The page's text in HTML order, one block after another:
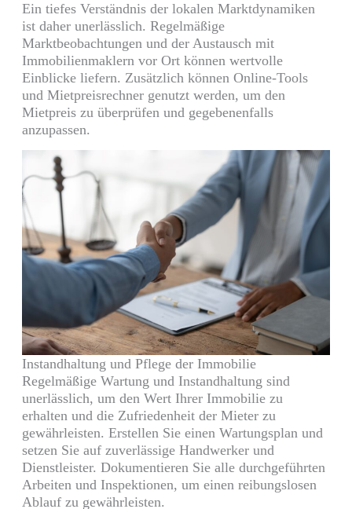
Ein tiefes Verständnis der lokalen Marktdynamiken
ist daher unerlässlich. Regelmäßige
Marktbeobachtungen und der Austausch mit
Immobilienmaklern vor Ort können wertvolle
Einblicke liefern. Zusätzlich können Online-Tools
und Mietpreisrechner genutzt werden, um den
Mietpreis zu überprüfen und gegebenenfalls
anzupassen.
Instandhaltung und Pflege der Immobilie
Regelmäßige Wartung und Instandhaltung sind
unerlässlich, um den Wert Ihrer Immobilie zu
erhalten und die Zufriedenheit der Mieter zu
gewährleisten. Erstellen Sie einen Wartungsplan und
setzen Sie auf zuverlässige Handwerker und
Dienstleister. Dokumentieren Sie alle durchgeführten
Arbeiten und Inspektionen, um einen reibungslosen
Ablauf zu gewährleisten.